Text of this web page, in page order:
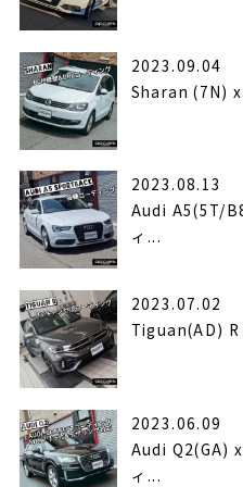
2023.09.04
Sharan (7N) x
2023.08.13
Audi A5(5T/
ィ...
2023.07.02
Tiguan(AD) R
2023.06.09
Audi Q2(GA)
ィ...